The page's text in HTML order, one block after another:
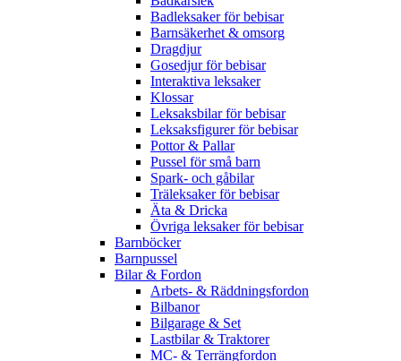
Badleksaker för bebisar
Barnsäkerhet & omsorg
Dragdjur
Gosedjur för bebisar
Interaktiva leksaker
Klossar
Leksaksbilar för bebisar
Leksaksfigurer för bebisar
Pottor & Pallar
Pussel för små barn
Spark- och gåbilar
Träleksaker för bebisar
Äta & Dricka
Övriga leksaker för bebisar
Barnböcker
Barnpussel
Bilar & Fordon
Arbets- & Räddningsfordon
Bilbanor
Bilgarage & Set
Lastbilar & Traktorer
MC- & Terrängfordon